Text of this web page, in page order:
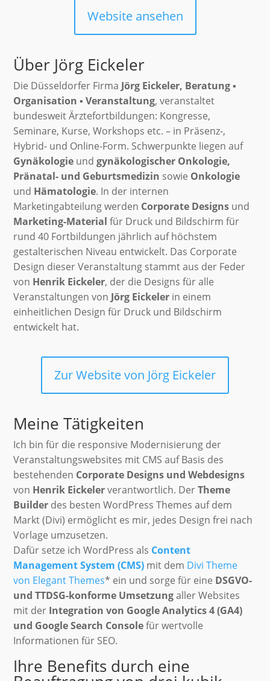
Website ansehen
Über Jörg Eickeler
Die Düsseldorfer Firma Jörg Eickeler, Beratung ▪
Organisation ▪ Veranstaltung, veranstaltet
bundesweit Ärztefortbildungen: Kongresse,
Seminare, Kurse, Workshops etc. – in Präsenz-,
Hybrid- und Online-Form. Schwerpunkte liegen auf
Gynäkologie undgynäkologischer Onkologie,
Pränatal- und Geburtsmedizin sowie Onkologie
und Hämatologie. In der internen
Marketingabteilung werden Corporate Designs und
Marketing-Material für Druck und Bildschirm für
rund 40 Fortbildungen jährlich auf höchstem
gestalterischen Niveau entwickelt. Das Corporate
Design dieser Veranstaltung stammt aus der Feder
von Henrik Eickeler, der die Designs für alle
Veranstaltungen von Jörg Eickeler in einem
einheitlichen Design für Druck und Bildschirm
entwickelt hat.
Zur Website von Jörg Eickeler
Meine Tätigkeiten
Ich bin für die responsive Modernisierung der
Veranstaltungswebsites mit CMS auf Basis des
bestehenden Corporate Designs und Webdesigns
von Henrik Eickelerverantwortlich. DerTheme
Builder des besten WordPress Themes auf dem
Markt (Divi) ermöglicht es mir, jedes Design frei nach
Vorlage umzusetzen.
Dafür setze ich WordPress als Content
Management System (CMS) mit dem Divi Theme
von Elegant Themes* ein und sorge für eine DSGVO-
und TTDSG-konforme Umsetzungaller Websites
mit der Integration von Google Analytics 4 (GA4)
und Google Search Consolefür wertvolle
Informationen für SEO.
Ihre Benefits durch eine